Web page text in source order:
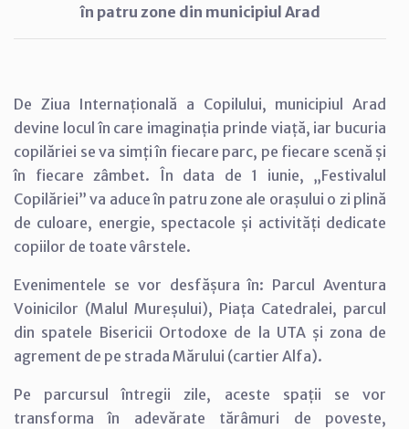
în patru zone din municipiul Arad
De Ziua Internațională a Copilului, municipiul Arad
devine locul în care imaginația prinde viață, iar bucuria
copilăriei se va simți în fiecare parc, pe fiecare scenă și
în fiecare zâmbet. În data de 1 iunie, „Festivalul
Copilăriei” va aduce în patru zone ale orașului o zi plină
de culoare, energie, spectacole și activități dedicate
copiilor de toate vârstele.
Evenimentele se vor desfășura în: Parcul Aventura
Voinicilor (Malul Mureșului), Piața Catedralei, parcul
din spatele Bisericii Ortodoxe de la UTA și zona de
agrement de pe strada Mărului (cartier Alfa).
Pe parcursul întregii zile, aceste spații se vor
transforma în adevărate tărâmuri de poveste,